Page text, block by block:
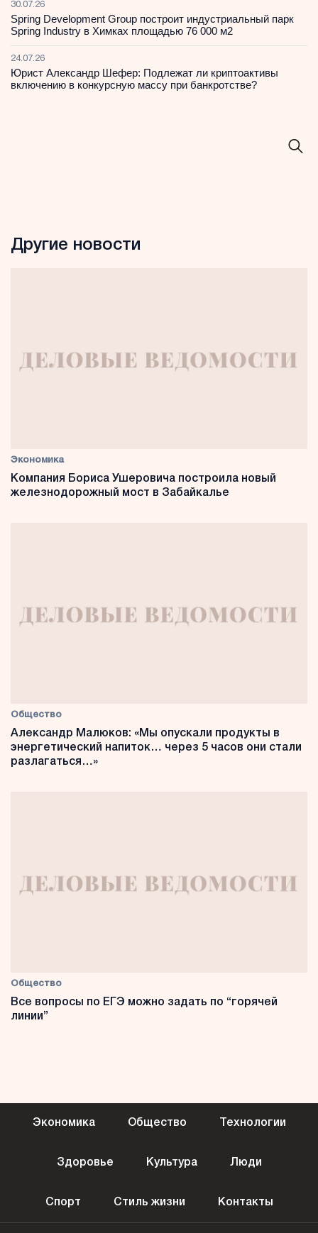
30.07.26
Spring Development Group построит индустриальный парк
Spring Industry в Химках площадью 76 000 м2
24.07.26
Юрист Александр Шефер: Подлежат ли криптоактивы
включению в конкурсную массу при банкротстве?
Другие новости
Экономика
Компания Бориса Ушеровича построила новый
железнодорожный мост в Забайкалье
Общество
Александр Малюков: «Мы опускали продукты в
энергетический напиток… через 5 часов они стали
разлагаться…»
Общество
Все вопросы по ЕГЭ можно задать по “горячей
линии”
Экономика Общество Технологии
Здоровье Культура Люди
Спорт Стиль жизни Контакты